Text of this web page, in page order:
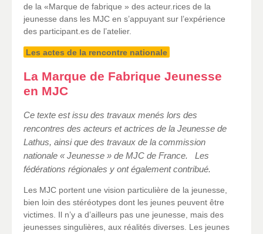
de la «Marque de fabrique » des acteur.rices de la
jeunesse dans les MJC en s’appuyant sur l’expérience
des participant.es de l’atelier.
Les actes de la rencontre nationale
La Marque de Fabrique Jeunesse
en MJC
Ce texte est issu des travaux menés lors des
rencontres des acteurs et actrices de la Jeunesse de
Lathus, ainsi que des travaux de la commission
nationale « Jeunesse » de MJC de France. Les
fédérations régionales y ont également contribué.
Les MJC portent une vision particulière de la jeunesse,
bien loin des stéréotypes dont les jeunes peuvent être
victimes. Il n’y a d’ailleurs pas une jeunesse, mais des
jeunesses singulières, aux réalités diverses. Les jeunes